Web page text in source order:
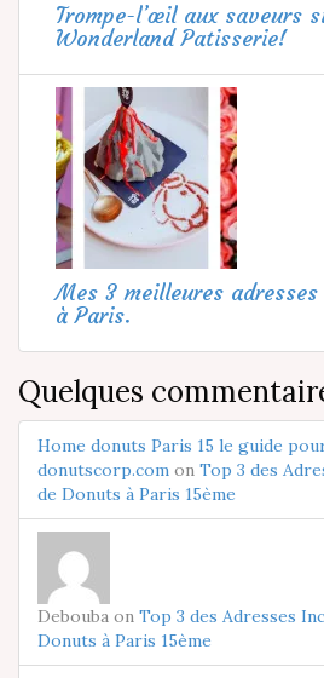
Trompe-l’œil aux saveurs
Wonderland Patisserie!
Mes 3 meilleures
à Paris.
Quelques
Home donuts Paris 15 le guide
donutscorp.com on Top 3 des
de Donuts à Paris 15ème
Debouba on Top 3 des Adresses
Donuts à Paris 15ème